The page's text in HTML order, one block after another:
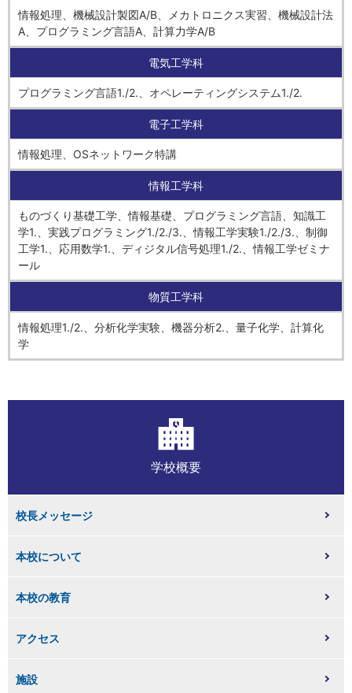
情報処理、機械設計製図A/B、メカトロニクス実習、機械設計法
A、プログラミング言語A、計算力学A/B
電気工学科
プログラミング言語1./2.、オペレーティングシステム1./2.
電子工学科
情報処理、OSネットワーク特講
情報工学科
ものづくり基礎工学、情報基礎、プログラミング言語、知識工
学1.、実践プログラミング1./2./3.、情報工学実験1./2./3.、制御
工学1.、応用数学1.、ディジタル信号処理1./2.、情報工学ゼミナ
ール
物質工学科
情報処理1./2.、分析化学実験、機器分析2.、量子化学、計算化
学
学校概要
校長メッセージ
本校について
本校の教育
アクセス
施設